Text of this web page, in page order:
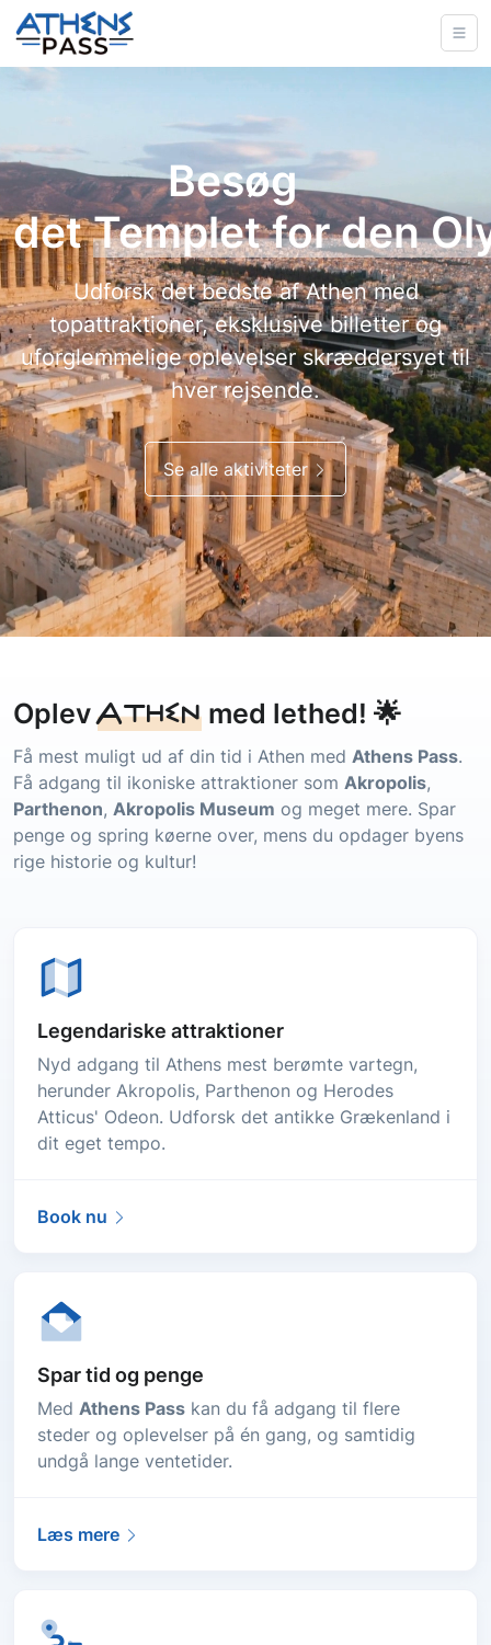
Besøg
detKerameikos
Udforsk det bedste af Athen med
topattraktioner, eksklusive billetter og
uforglemmelige oplevelser skræddersyet til
hver rejsende.
Se alle aktiviteter
OplevAthen med lethed! 🌟
Få mest muligt ud af din tid i Athen med Athens Pass.
Få adgang til ikoniske attraktioner som Akropolis,
Parthenon, Akropolis Museum og meget mere. Spar
penge og spring køerne over, mens du opdager byens
rige historie og kultur!
Legendariske attraktioner
Nyd adgang til Athens mest berømte vartegn,
herunder Akropolis, Parthenon og Herodes
Atticus' Odeon. Udforsk det antikke Grækenland i
dit eget tempo.
Book nu
Spar tid og penge
Med Athens Pass kan du få adgang til flere
steder og oplevelser på én gang, og samtidig
undgå lange ventetider.
Læs mere